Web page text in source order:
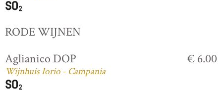
RODE WIJNEN
Aglianico DOP
Wijnhuis Iorio - Campania
€ 6.00